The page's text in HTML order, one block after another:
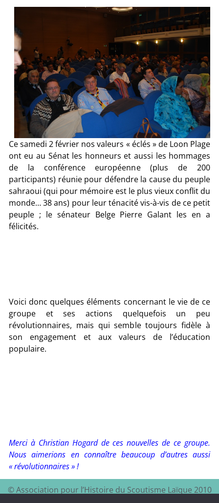
Ce samedi 2 février nos valeurs « éclés » de Loon Plage
ont eu au Sénat les honneurs et aussi les hommages
de la conférence européenne (plus de 200
participants) réunie pour défendre la cause du peuple
sahraoui (qui pour mémoire est le plus vieux conflit du
monde… 38 ans) pour leur ténacité vis-à-vis de ce petit
peuple ; le sénateur Belge Pierre Galant les en a
félicités.
Voici donc quelques éléments concernant le vie de ce
groupe et ses actions quelquefois un peu
révolutionnaires, mais qui semble toujours fidèle à
son engagement et aux valeurs de l’éducation
populaire.
Merci à Christian Hogard de ces nouvelles de ce groupe.
Nous aimerions en connaître beaucoup d’autres aussi
« révolutionnaires » !
© Association pour l’Histoire du Scoutisme Laïque 2010